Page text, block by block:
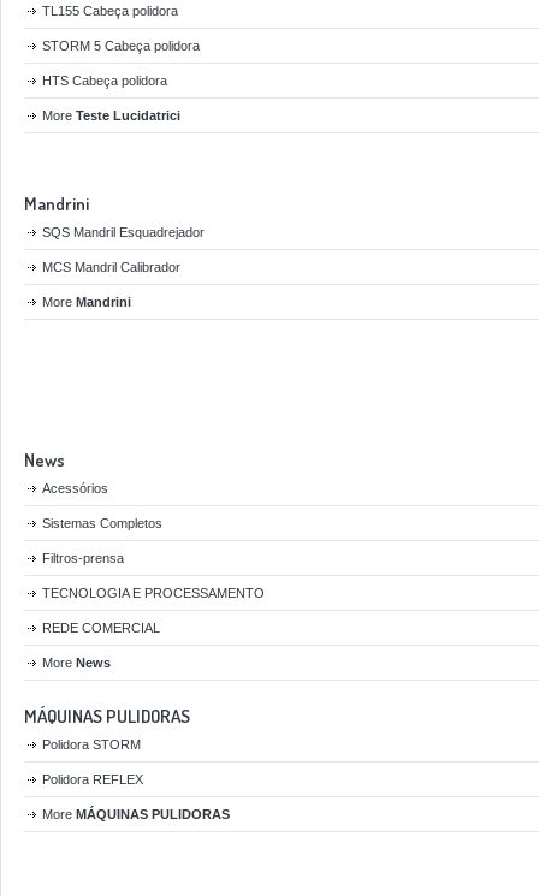
TL155 Cabeça polidora
STORM 5 Cabeça polidora
HTS Cabeça polidora
More Teste Lucidatrici
Mandrini
SQS Mandril Esquadrejador
MCS Mandril Calibrador
More Mandrini
News
Acessórios
Sistemas Completos
Filtros-prensa
TECNOLOGIA E PROCESSAMENTO
REDE COMERCIAL
More News
MÁQUINAS PULIDORAS
Polidora STORM
Polidora REFLEX
More MÁQUINAS PULIDORAS